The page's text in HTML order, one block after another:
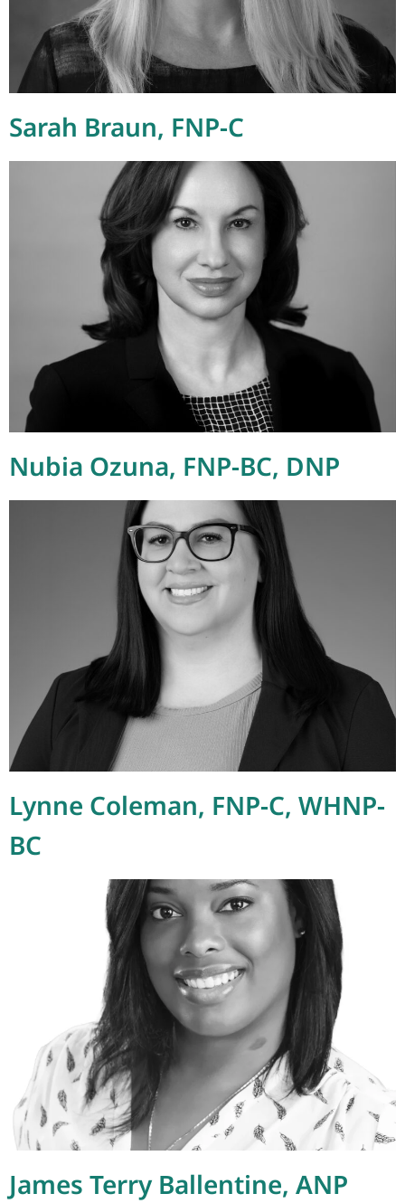
Sarah Braun, FNP-C
Nubia Ozuna, FNP-BC, DNP
Lynne Coleman, FNP-C, WHNP-
BC
James Terry Ballentine, ANP